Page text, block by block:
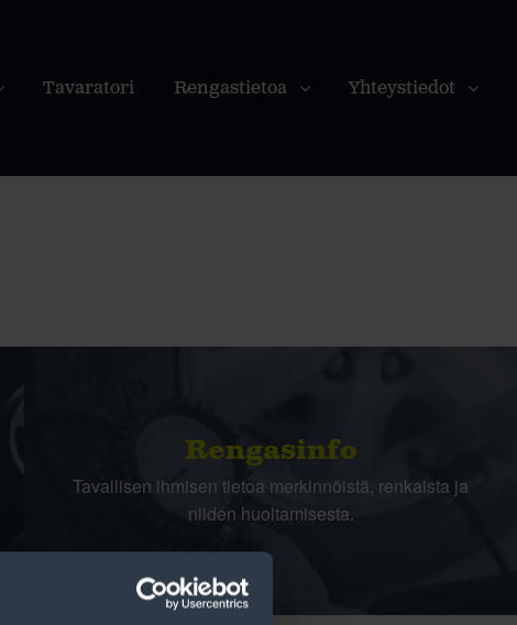
Tavaratori Rengastietoa Yhteystiedot
Rengasinfo
Tavallisen ihmisen tietoa merkinnöistä, renkaista ja
niiden huoltamisesta.